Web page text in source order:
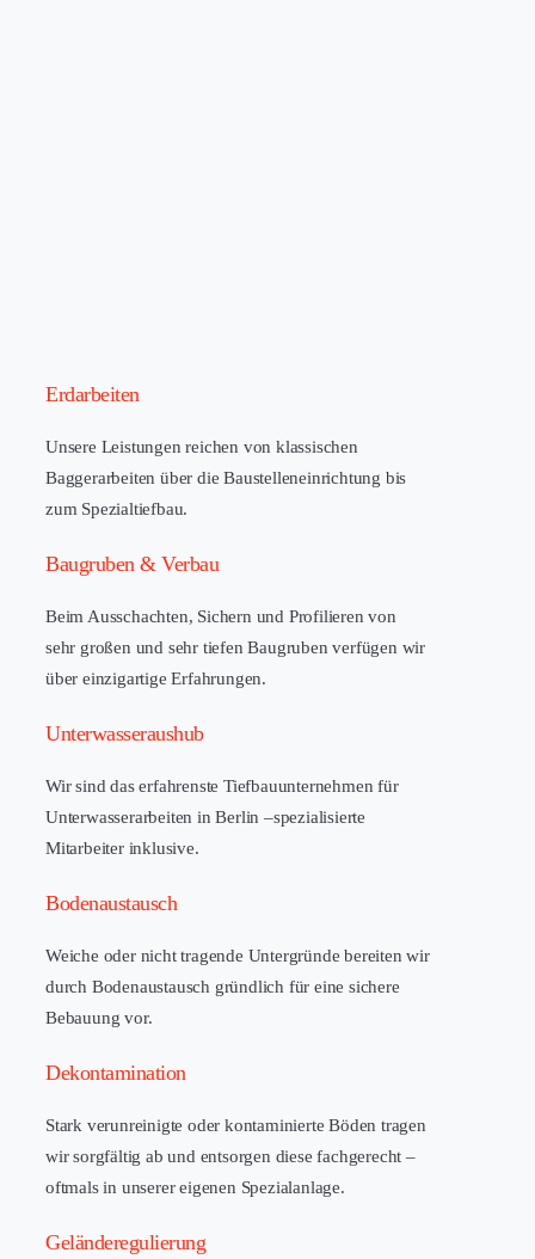
Erdarbeiten
Unsere Leistungen reichen von klassischen
Baggerarbeiten über die Baustelleneinrichtung bis
zum Spezialtiefbau.
Baugruben & Verbau
Beim Ausschachten, Sichern und Profilieren von
sehr großen und sehr tiefen Baugruben verfügen wir
über einzigartige Erfahrungen.
Unterwasseraushub
Wir sind das erfahrenste Tiefbauunternehmen für
Unterwasserarbeiten in Berlin –spezialisierte
Mitarbeiter inklusive.
Bodenaustausch
Weiche oder nicht tragende Untergründe bereiten wir
durch Bodenaustausch gründlich für eine sichere
Bebauung vor.
Dekontamination
Stark verunreinigte oder kontaminierte Böden tragen
wir sorgfältig ab und entsorgen diese fachgerecht –
oftmals in unserer eigenen Spezialanlage.
Geländeregulierung